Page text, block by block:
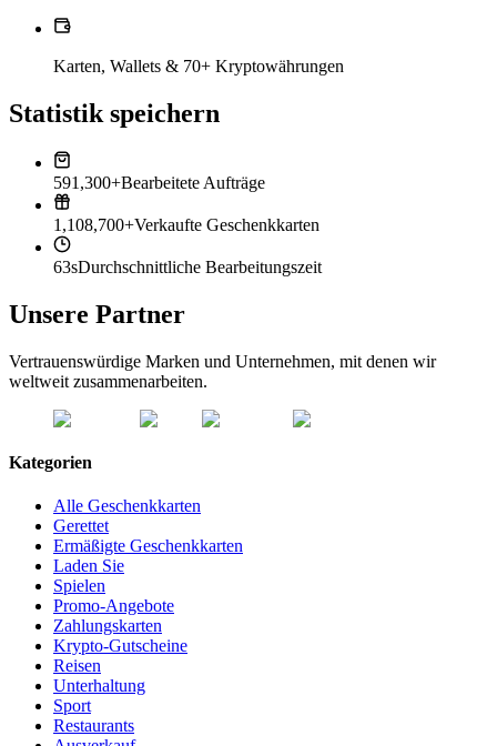
Karten, Wallets & 70+ Kryptowährungen
Statistik speichern
591,300+Bearbeitete Aufträge
1,108,700+Verkaufte Geschenkkarten
63sDurchschnittliche Bearbeitungszeit
Unsere Partner
Vertrauenswürdige Marken und Unternehmen, mit denen wir
weltweit zusammenarbeiten.
Kategorien
Alle Geschenkkarten
Gerettet
Ermäßigte Geschenkkarten
Laden Sie
Spielen
Promo-Angebote
Zahlungskarten
Krypto-Gutscheine
Reisen
Unterhaltung
Sport
Restaurants